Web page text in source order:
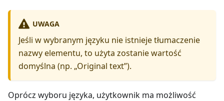
UWAGA
Jeśli w wybranym języku nie istnieje tłumaczenie
nazwy elementu, to użyta zostanie wartość
domyślna (np. „Original text”).
Oprócz wyboru języka, użytkownik ma możliwość